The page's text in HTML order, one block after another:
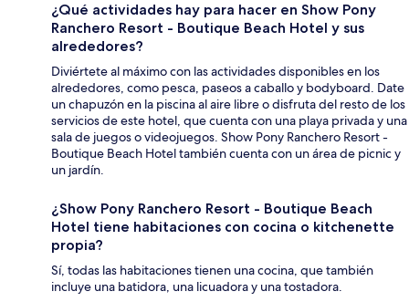
¿Qué actividades hay para hacer en Show Pony
Ranchero Resort - Boutique Beach Hotel y sus
alrededores?
Diviértete al máximo con las actividades disponibles en los
alrededores, como pesca, paseos a caballo y bodyboard. Date
un chapuzón en la piscina al aire libre o disfruta del resto de los
servicios de este hotel, que cuenta con una playa privada y una
sala de juegos o videojuegos. Show Pony Ranchero Resort -
Boutique Beach Hotel también cuenta con un área de picnic y
un jardín.
¿Show Pony Ranchero Resort - Boutique Beach
Hotel tiene habitaciones con cocina o kitchenette
propia?
Sí, todas las habitaciones tienen una cocina, que también
incluye una batidora, una licuadora y una tostadora.